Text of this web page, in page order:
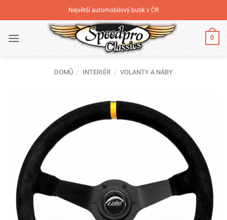
na
Největší automobilový butik v ČR
0
DOMŮ / INTERIÉR / VOLANTY A NÁBY